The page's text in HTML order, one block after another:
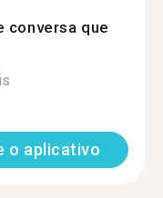
conversa que
o aplicativo